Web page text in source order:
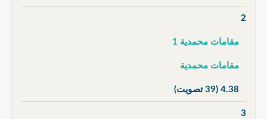
2
مقامات محمدية 1
مقامات محمدية
4.38 (39 تصويت)
3